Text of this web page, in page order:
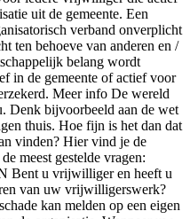
uit de gemeente. Een
verband onverplicht
ten behoeve van anderen en /
belang wordt
in de gemeente of actief voor
Meer info De wereld
Denk bijvoorbeeld aan de wet
thuis. Hoe fijn is het dan dat
vinden? Hier vind je de
meest gestelde vragen:
u vrijwilliger en heeft u
van uw vrijwilligerswerk?
kan melden op een eigen